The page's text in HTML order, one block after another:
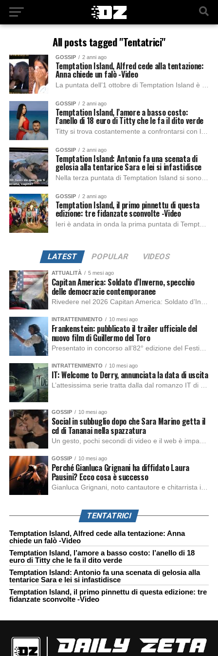
All posts tagged "Tentatrici"
GOSSIP 2 anni ago
Temptation Island, Alfred cede alla tentazione:
Anna chiede un falò -Video
GOSSIP 2 anni ago
Temptation Island, l’amore a basso costo:
l’anello di 18 euro di Titty che le fa il dito verde
GOSSIP 2 anni ago
Temptation Island: Antonio fa una scenata di
gelosia alla tentarice Sara e lei si infastidisce
GOSSIP 2 anni ago
Temptation Island, il primo pinnettu di questa
edizione: tre fidanzate sconvolte -Video
Ieri è andata in onda la prima puntata di Temptation Island e, come sempre, i colpi di scena non sono mancati sin dall’inizio. Dopo il primo...
LATEST POPULAR VIDEOS
ATTUALITÀ 5 mesi ago
Capitan America: Soldato d’Inverno, specchio
delle democrazie contemporanee
INTRATTENIMENTO 10 mesi ago
Frankenstein: pubblicato il trailer ufficiale del
nuovo film di Guillermo del Toro
INTRATTENIMENTO 10 mesi ago
IT: Welcome to Derry, annunciata la data di uscita
GOSSIP 10 mesi ago
Social in subbuglio dopo che Sara Marino getta il
cd di Tananai nella spazzatura
GOSSIP 10 mesi ago
Perché Gianluca Grignani ha diffidato Laura
Pausini? Ecco cosa è successo
TENTATRICI
Temptation Island, Alfred cede alla tentazione: Anna
chiede un falò -Video
Temptation Island, l’amore a basso costo: l’anello di 18
euro di Titty che le fa il dito verde
Temptation Island: Antonio fa una scenata di gelosia alla
tentarice Sara e lei si infastidisce
Temptation Island, il primo pinnettu di questa edizione: tre
fidanzate sconvolte -Video